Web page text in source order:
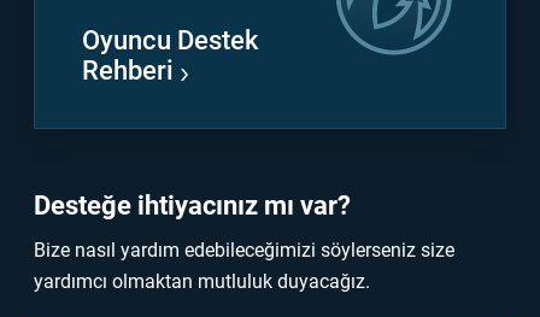
Oyuncu Destek
Rehberi
Desteğe ihtiyacınız mı var?
Bize nasıl yardım edebileceğimizi söylerseniz size
yardımcı olmaktan mutluluk duyacağız.